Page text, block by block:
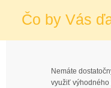
Čo by Vás
Nemáte
využiť výhodného